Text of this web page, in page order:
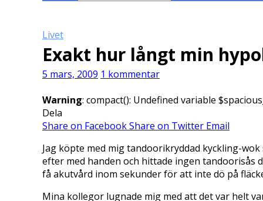
Livet
Exakt hur långt min
5 mars, 2009 1 kommentar
Warning: compact(): Undefined variable
Dela
Share on FacebookShare on Twitter Email
Jag köpte med mig tandoorikryddad kyckling-
efter med handen och hittade ingen tandoorisås
få akutvård inom sekunder för att inte dö på
Mina kollegor lugnade mig med att det var helt